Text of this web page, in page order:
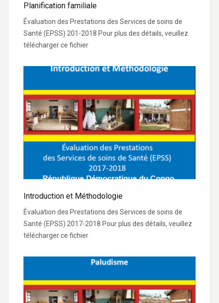
Planification familiale
Évaluation des Prestations des Services de soins de
Santé (EPSS) 201-2018 Pour plus des détails, veuillez
télécharger ce fichier
Introduction et Méthodologie
Évaluation des Prestations des Services de soins de
Santé (EPSS) 2017-2018 Pour plus des détails, veuillez
télécharger ce fichier